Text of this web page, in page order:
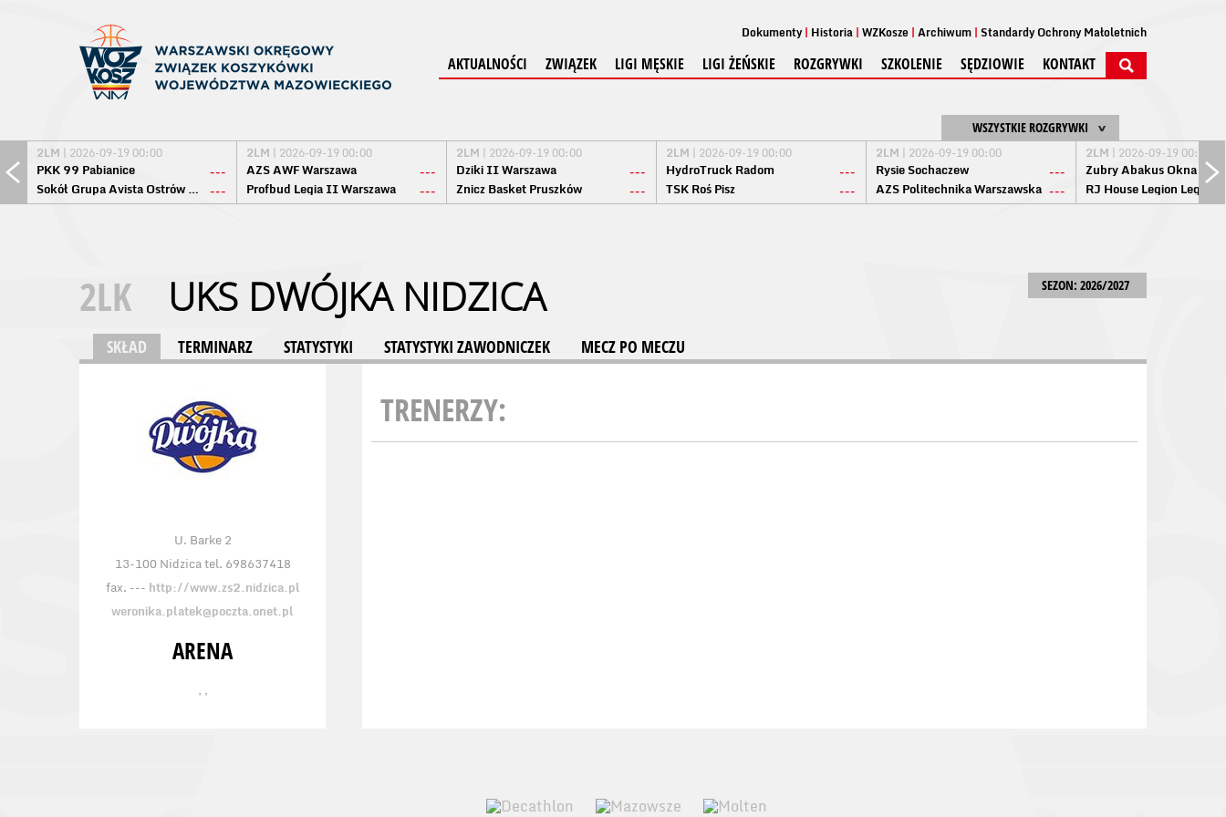
Dokumenty Historia WZKosze Archiwum Standardy Ochrony Małoletnich
AKTUALNOŚCI ZWIĄZEK LIGI MĘSKIE LIGI ŻEŃSKIE ROZGRYWKI SZKOLENIE SĘDZIOWIE KONTAKT
WSZYSTKIE ROZGRYWKI
2LM | 2026-09-19 00:00
PKK 99 Pabianice
---
Sokół Grupa Avista Ostrów Maz. ---
2LM | 2026-09-19 00:00
AZS AWF Warszawa
---
Profbud Legia II Warszawa
---
2LM | 2026-09-19 00:00
Dziki II Warszawa
---
Znicz Basket Pruszków
---
2LM | 2026-09-19 00:00
HydroTruck Radom
---
TSK Roś Pisz
---
2LM | 2026-09-19 00:00
Rysie Sochaczew
---
AZS Politechnika Warszawska ---
2LM | 2026-09-19 00:00
Żubry Abakus Okna
RJ House Legion
SEZON: 2026/2027
2LK UKS DWÓJKA NIDZICA
SKŁAD TERMINARZ STATYSTYKI STATYSTYKI ZAWODNICZEK MECZ PO MECZU
U. Barke 2
13-100 Nidzica tel. 698637418
fax. --- http://www.zs2.nidzica.pl
weronika.platek@poczta.onet.pl
ARENA
, ,
TRENERZY: